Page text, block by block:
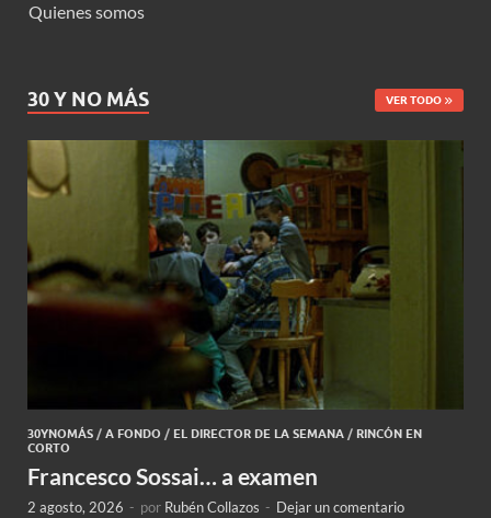
Quienes somos
30 Y NO MÁS VER TODO
30YNOMÁS / A FONDO / EL DIRECTOR DE LA SEMANA / RINCÓN EN
CORTO
Francesco Sossai… a examen
2 agosto, 2026 - por Rubén Collazos - Dejar un comentario